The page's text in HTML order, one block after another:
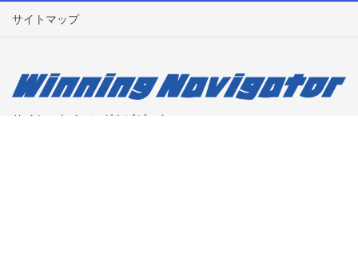
サイトマップ
サイト：ウイニングナビゲーター